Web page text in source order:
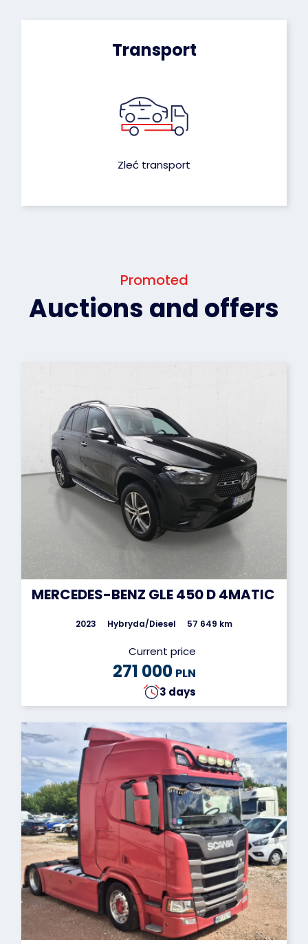
Transport
Zleć transport
Promoted
Auctions and offers
MERCEDES-BENZ GLE 450 D 4MATIC SUV
2023 Hybryda/Diesel 57 649 km
Current price
271 000 PLN
3 days